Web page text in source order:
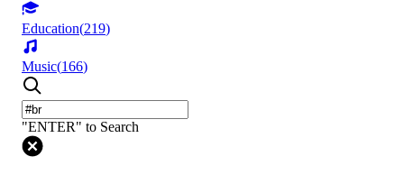
Education(219)
Music(166)
"ENTER" to Search